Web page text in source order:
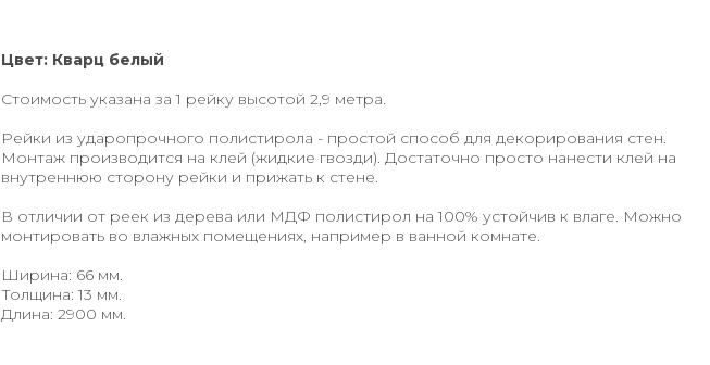
Цвет: Кварц белый
Стоимость указана за 1 рейку высотой 2,9 метра.
Рейки из ударопрочного полистирола - простой способ для декорирования стен.
Монтаж производится на клей (жидкие гвозди). Достаточно просто нанести клей на
внутреннюю сторону рейки и прижать к стене.
В отличии от реек из дерева или МДФ полистирол на 100% устойчив к влаге. Можно
монтировать во влажных помещениях, например в ванной комнате.
Ширина: 66 мм.
Толщина: 13 мм.
Длина: 2900 мм.